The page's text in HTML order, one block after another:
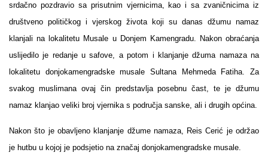
srdačno pozdravio sa prisutnim vjernicima, kao i sa zvaničnicima iz
društveno političkog i vjerskog života koji su danas džumu namaz
klanjali na lokalitetu Musale u Donjem Kamengradu. Nakon obraćanja
uslijedilo je redanje u safove, a potom i klanjanje džuma namaza na
lokalitetu donjokamengradske musale Sultana Mehmeda Fatiha. Za
svakog muslimana ovaj čin predstavlja posebnu čast, te je džumu
namaz klanjao veliki broj vjernika s područja sanske, ali i drugih općina.
Nakon što je obavljeno klanjanje džume namaza, Reis Cerić je održao
je hutbu u kojoj je podsjetio na značaj donjokamengradske musale.